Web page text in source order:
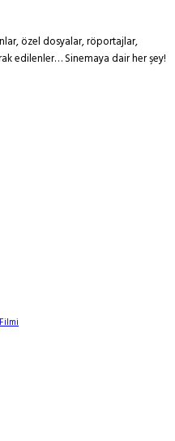
özel dosyalar, röportajlar,
edilenler… Sinemaya dair her şey!